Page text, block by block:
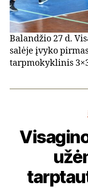
Balandžio 27 d.
salėje įvyko
tarpmokyklinis